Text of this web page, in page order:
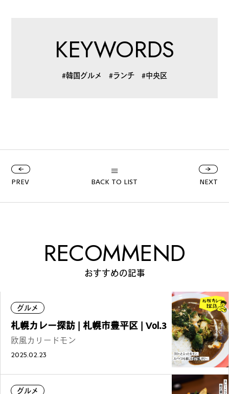
KEYWORDS
#韓国グルメ #ランチ #中央区
PREV BACK TO LIST NEXT
RECOMMEND
おすすめの記事
グルメ
札幌カレー探訪 | 札幌市豊平区 | Vol.3
欧風カリードモン
2025.02.23
グルメ